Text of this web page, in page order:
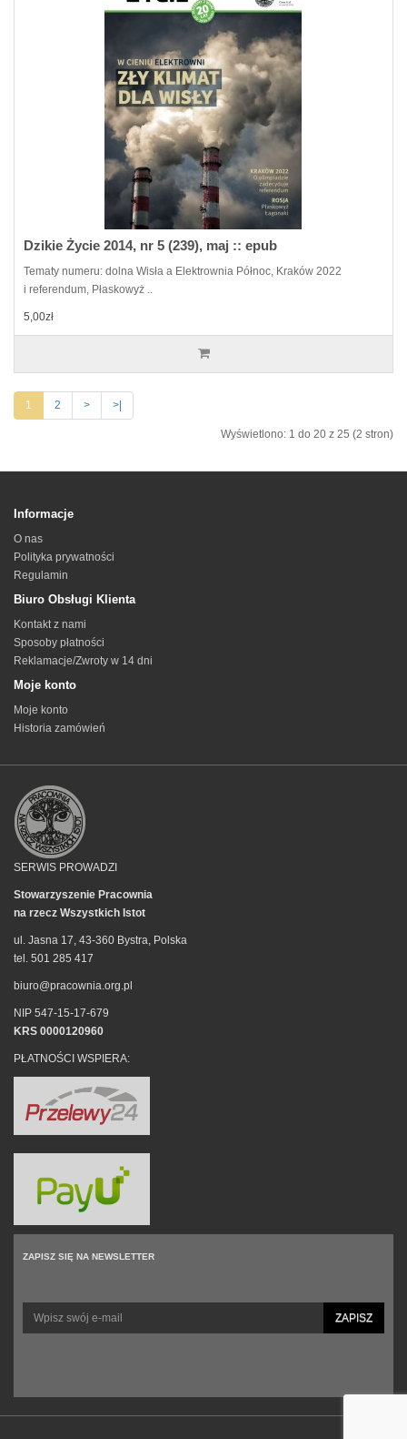
Dzikie Życie 2014, nr 5 (239), maj :: epub
Tematy numeru: dolna Wisła a Elektrownia Północ, Kraków 2022
i referendum, Płaskowyż ..
5,00zł
1 2 > >|
Wyświetlono: 1 do 20 z 25 (2 stron)
Informacje
O nas
Polityka prywatności
Regulamin
Biuro Obsługi Klienta
Kontakt z nami
Sposoby płatności
Reklamacje/Zwroty w 14 dni
Moje konto
Moje konto
Historia zamówień
SERWIS PROWADZI
Stowarzyszenie Pracownia
na rzecz Wszystkich Istot
ul. Jasna 17, 43-360 Bystra, Polska
tel. 501 285 417
biuro@pracownia.org.pl
NIP 547-15-17-679
KRS 0000120960
PŁATNOŚCI WSPIERA:
ZAPISZ SIĘ NA NEWSLETTER
ZAPISZ